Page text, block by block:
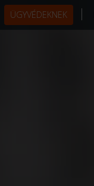
ÜGYVÉDEKNEK